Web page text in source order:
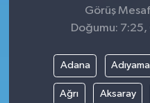
Görüş
Doğumu: 7:25,
Adana
Ağrı Aksaray